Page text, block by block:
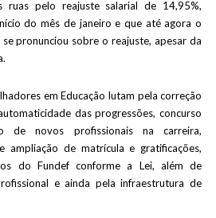
ruas pelo reajuste salarial de 14,95%,
do mês de janeiro e que até agora o
pronunciou sobre o reajuste, apesar da
em Educação lutam pela correção
das progressões, concurso
de novos profissionais na carreira,
ampliação de matrícula e gratificações,
do Fundef conforme a Lei, além de
e ainda pela infraestrutura de